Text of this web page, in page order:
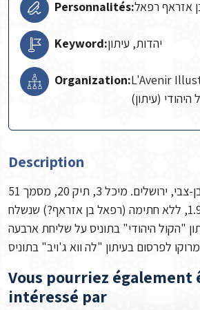
Personnalités:אזראף רפאל
Keyword:יהדות, עיתון
Organization:L'Avenir
היהודי (עיתון)
Description
מכתב מתאריך 1.9.1944, ללא חתימה (רפאל בן אזראף?) שנשלח
"הקול היהודי" בתוניס על שליחת ארבעה
Vous pourriez également
intéressé par